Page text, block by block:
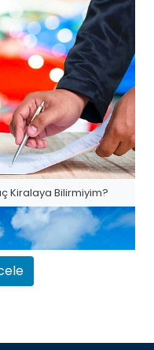
Kiralaya Bilirmiyim?